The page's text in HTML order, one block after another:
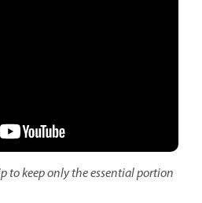
to keep only the essential portion